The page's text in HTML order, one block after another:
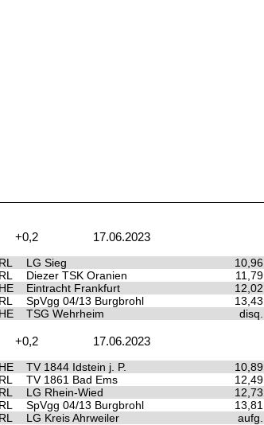
+0,2 17.06.2023
RL LG Sieg 10,96
RL Diezer TSK Oranien 11,79
HE Eintracht Frankfurt 12,02
RL SpVgg 04/13 Burgbrohl 13,43
HE TSG Wehrheim disq.
+0,2 17.06.2023
HE TV 1844 Idstein j. P. 10,89
RL TV 1861 Bad Ems 12,49
RL LG Rhein-Wied 12,73
RL SpVgg 04/13 Burgbrohl 13,81
RL LG Kreis Ahrweiler aufg.